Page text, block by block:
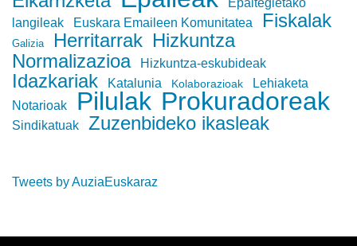
Epaitegietako
langileak
Euskara Emaileen Komunitatea Fiskalak
Galizia Herritarrak Hizkuntza
Normalizazioa
Hizkuntza-eskubideak
Idazkariak Katalunia Kolaborazioak
Lehiaketa
Notarioak
Pilulak Prokuradoreak
Sindikatuak Zuzenbideko ikasleak
Tweets by AuziaEuskaraz